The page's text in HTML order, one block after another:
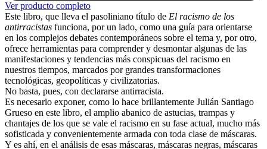
Ver producto completo
Este libro, que lleva el pasoliniano título de El racismo de los
antirracistas funciona, por un lado, como una guía para orientarse
en los complejos debates contemporáneos sobre el tema y, por otro,
ofrece herramientas para comprender y desmontar algunas de las
manifestaciones y tendencias más conspicuas del racismo en
nuestros tiempos, marcados por grandes transformaciones
tecnológicas, geopolíticas y civilizatorias.
No basta, pues, con declararse antirracista.
Es necesario exponer, como lo hace brillantemente Julián Santiago
Grueso en este libro, el amplio abanico de astucias, trampas y
chantajes de los que se vale el racismo en su fase actual, mucho más
sofisticada y convenientemente armada con toda clase de máscaras.
Y es ahí, en el análisis de esas máscaras, máscaras negras, máscaras